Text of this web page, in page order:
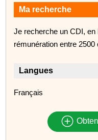
Ma recherche
Je recherche un CDI,
rémunération entre 2500
Langues
Français